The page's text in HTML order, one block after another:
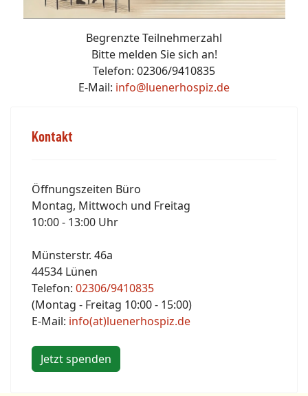
Begrenzte Teilnehmerzahl
Bitte melden Sie sich an!
Telefon: 02306/9410835
E-Mail: info@luenerhospiz.de
Kontakt
Öffnungszeiten Büro
Montag, Mittwoch und Freitag
10:00 - 13:00 Uhr
Münsterstr. 46a
44534 Lünen
Telefon: 02306/9410835
(Montag - Freitag 10:00 - 15:00)
E-Mail: info(at)luenerhospiz.de
Jetzt spenden